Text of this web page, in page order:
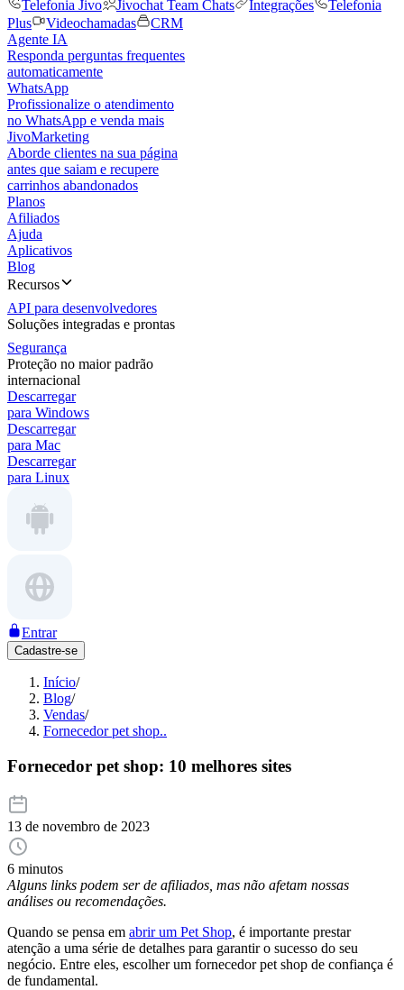
Telefonia Jivo
Jivochat Team Chats Integrações
Telefonia
Plus
Videochamadas
CRM
Agente IA
Responda perguntas frequentes
automaticamente
WhatsApp
Profissionalize o atendimento
no WhatsApp e venda mais
JivoMarketing
Aborde clientes na sua página
antes que saiam e recupere
carrinhos abandonados
Planos
Afiliados
Ajuda
Aplicativos
Blog
Recursos
API para desenvolvedores
Soluções integradas e prontas
Segurança
Proteção no maior padrão
internacional
Descarregar
para Windows
Descarregar
para Mac
Descarregar
para Linux
Entrar
Cadastre-se
Início/
Blog/
Vendas/
Fornecedor pet shop..
Fornecedor pet shop: 10 melhores sites
13 de novembro de 2023
6 minutos
Alguns links podem ser de afiliados, mas não afetam nossas
análises ou recomendações.
Quando se pensa em abrir um Pet Shop, é importante prestar
atenção a uma série de detalhes para garantir o sucesso do seu
negócio. Entre eles, escolher um fornecedor pet shop de confiança é
de fundamental.